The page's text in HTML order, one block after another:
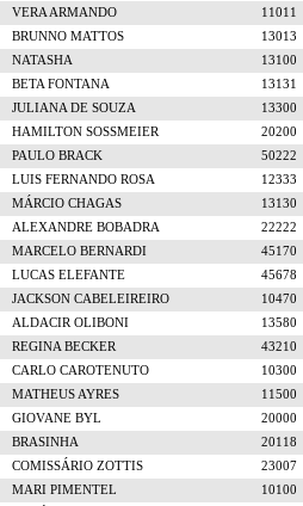
VERA ARMANDO 11011
BRUNNO MATTOS 13013
NATASHA 13100
BETA FONTANA 13131
JULIANA DE SOUZA 13300
HAMILTON SOSSMEIER 20200
PAULO BRACK 50222
LUIS FERNANDO ROSA 12333
MÁRCIO CHAGAS 13130
ALEXANDRE BOBADRA 22222
MARCELO BERNARDI 45170
LUCAS ELEFANTE 45678
JACKSON CABELEIREIRO 10470
ALDACIR OLIBONI 13580
REGINA BECKER 43210
CARLO CAROTENUTO 10300
MATHEUS AYRES 11500
GIOVANE BYL 20000
BRASINHA 20118
COMISSÁRIO ZOTTIS 23007
MARI PIMENTEL 10100